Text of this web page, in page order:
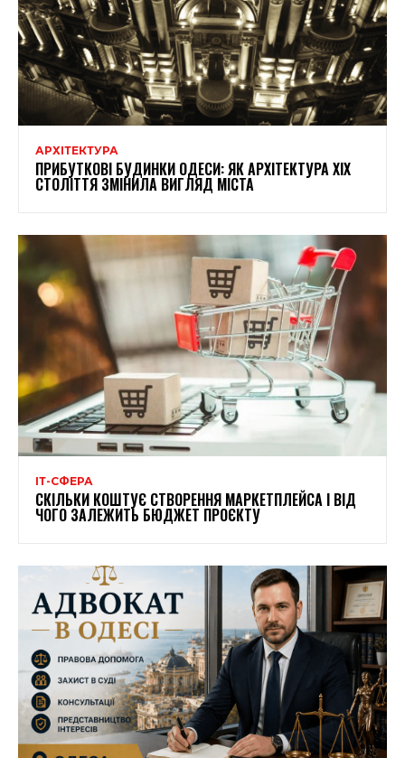
АРХІТЕКТУРА
ПРИБУТКОВІ БУДИНКИ ОДЕСИ: ЯК АРХІТЕКТУРА XIX
СТОЛІТТЯ ЗМІНИЛА ВИГЛЯД МІСТА
ІТ-СФЕРА
СКІЛЬКИ КОШТУЄ СТВОРЕННЯ МАРКЕТПЛЕЙСА І ВІД
ЧОГО ЗАЛЕЖИТЬ БЮДЖЕТ ПРОЄКТУ